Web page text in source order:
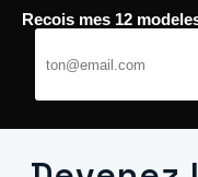
Passer
contenu
Journal de Geek —
Recois mes 12